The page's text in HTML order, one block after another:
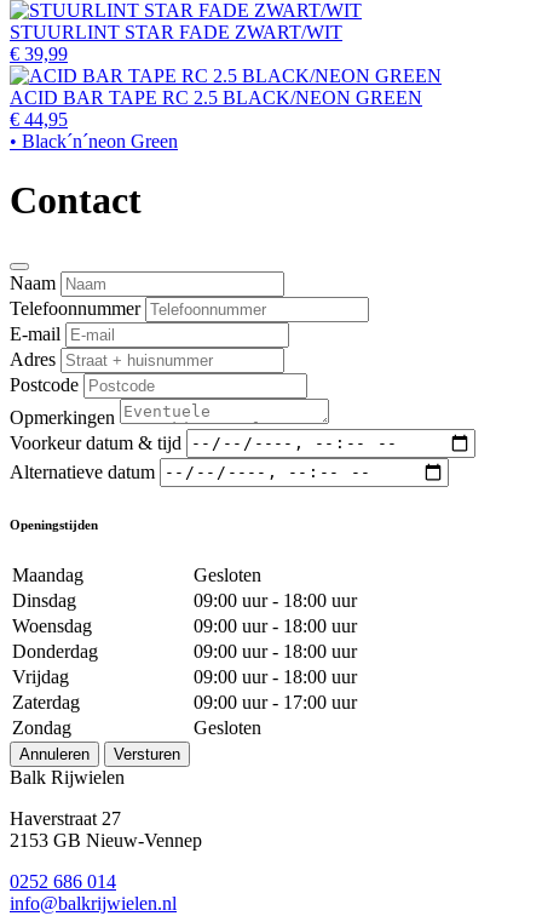
STUURLINT STAR FADE ZWART/WIT
€ 39,99
ACID BAR TAPE RC 2.5 BLACK/NEON GREEN
€ 44,95
• Black´n´neon Green
Contact
Naam
Telefoonnummer
E-mail
Adres
Postcode
Opmerkingen
Voorkeur datum & tijd
Alternatieve datum
Openingstijden
Maandag
Gesloten
Dinsdag
09:00 uur - 18:00 uur
Woensdag
09:00 uur - 18:00 uur
Donderdag
09:00 uur - 18:00 uur
Vrijdag
09:00 uur - 18:00 uur
Zaterdag
09:00 uur - 17:00 uur
Zondag
Gesloten
Annuleren Versturen
Balk Rijwielen
Haverstraat 27
2153 GB Nieuw-Vennep
0252 686 014
info@balkrijwielen.nl